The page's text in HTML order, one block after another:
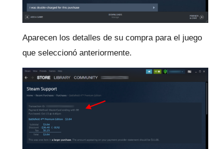
Aparecen los detalles de su compra para el juego
que seleccionó anteriormente.